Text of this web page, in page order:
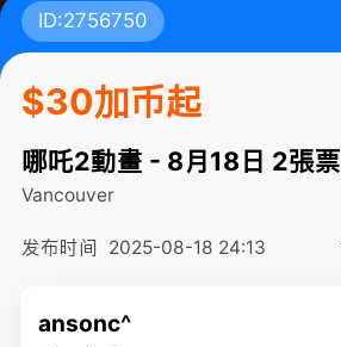
ID:2756750
$30加币起
哪吒2動畫 - 8月18日 2張票
Vancouver
发布时间 2025-08-18 24:13
ansonc^